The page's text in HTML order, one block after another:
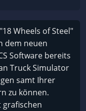
Wheels of Steel"
dem neuen
Software bereits
Truck Simulator
samt Ihrer
zu können.
grafischen